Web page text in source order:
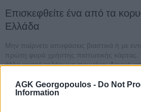
AGK Georgopoulos - Do Not
Information
Επισκεφθείτε ένα από τα
Ελλάδα
Μην παίρνετε αποφάσεις βιαστικά ή με
πρώτη φορά χρήστης πιστωτικής κάρτας.
άλλο κινητό τηλέφωνο που είναι ιδανικό
η κάρτα σας πρέπει να εγγραφεί στον
οικονομικά σας στοιχεία.